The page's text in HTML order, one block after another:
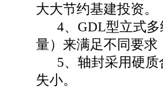
大大节约基建投资。
4、GDL型立式多
量）来满足不同要求
5、轴封采用硬质
失小。